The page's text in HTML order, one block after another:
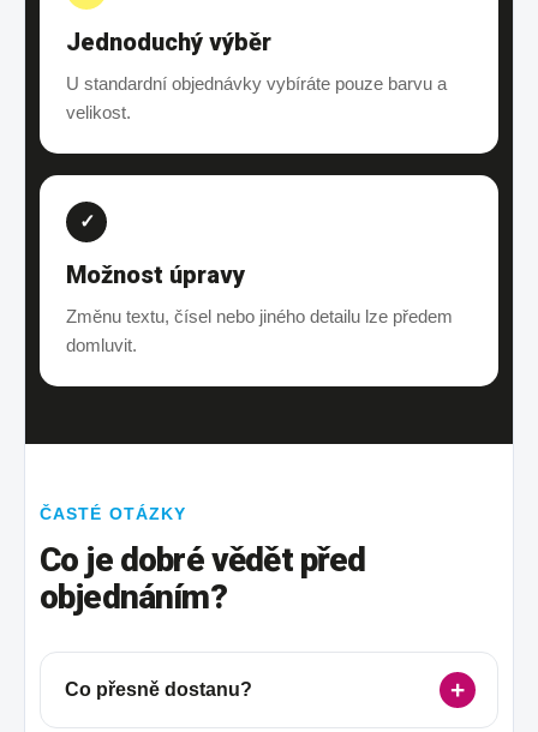
Jednoduchý výběr
U standardní objednávky vybíráte pouze barvu a
velikost.
✓
Možnost úpravy
Změnu textu, čísel nebo jiného detailu lze předem
domluvit.
ČASTÉ OTÁZKY
Co je dobré vědět před
objednáním?
Co přesně dostanu?